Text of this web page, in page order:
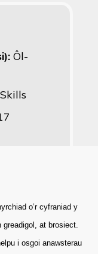
Ôl-
o’r cyfraniad y
greadigol, at brosiect.
i osgoi anawsterau